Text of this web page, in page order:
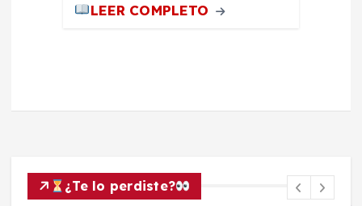
LEER COMPLETO
¿Te lo perdiste?